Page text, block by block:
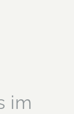
im